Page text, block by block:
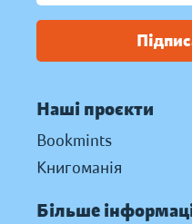
Наші проєкти
Bookmints
Книгоманія
Більше